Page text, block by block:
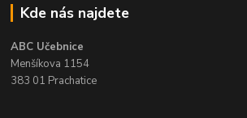
Kde nás najdete
ABC Učebnice
Menšíkova 1154
383 01 Prachatice